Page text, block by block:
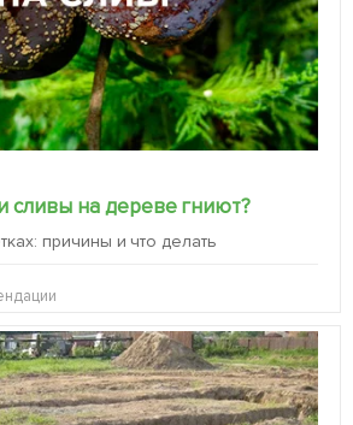
сливы на дереве гниют?
причины и что делать